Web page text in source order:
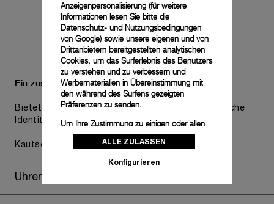
Ein zusätzliches Armband ist inbegriffen.
Bietet praktische Vielseitigkeit, ohne die ästhetische
Identität der Uhr zu beeinträchtigen.
Kautschuk schwarz, STD, 26/22, BA
Uhrenbox
Anzeigenpersonalisierung (für weitere
Informationen lesen Sie bitte die
Datenschutz- und Nutzungsbedingungen
von Google) sowie unsere eigenen und von
Drittanbietern bereitgestellten analytischen
Cookies, um das Surferlebnis des Benutzers
zu verstehen und zu verbessern und
Werbematerialien in Übereinstimmung mit
den während des Surfens gezeigten
Präferenzen zu senden.
Um Ihre Zustimmung zu einigen oder allen
Cookies zu ändern oder zu widerrufen,
klicken Sie auf „Konfigurieren“, oder lesen
Klicken Sie auf „Alle zulassen“, um Ihr
Einverständnis für die Verwendung der oben
ALLE ZULASSEN
Konfigurieren